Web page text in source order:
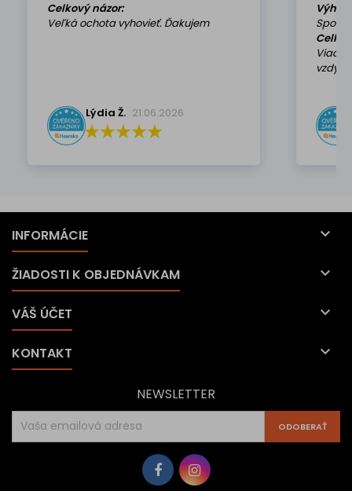
Celkový názor:
Veľká ochota vyhovieť. Ďakujem
Lýdia Ž. 21.06.2026
vzdy k
INFORMÁCIE 
ŽIADOSTI K OBJEDNÁVKAM 
VÁŠ ÚČET 
KONTAKT 
NEWSLETTER